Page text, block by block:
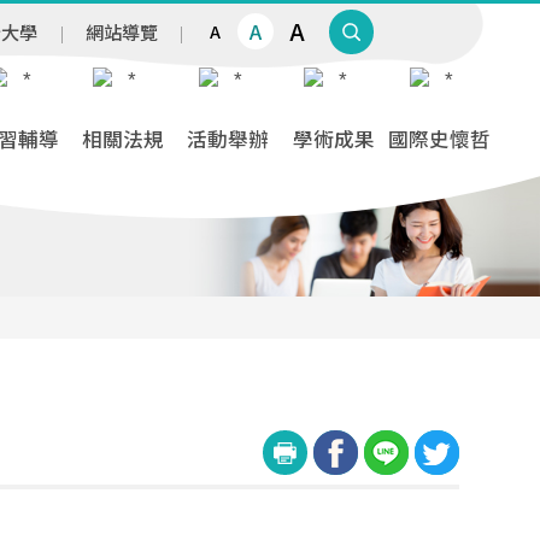
學 網站導覽 A A A
輔導 相關法規 活動舉辦 學術成果 國際史懷哲